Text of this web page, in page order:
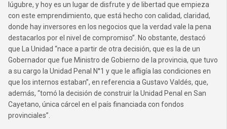
lúgubre, y hoy es un lugar de disfrute y de libertad que empieza
con este emprendimiento, que está hecho con calidad, claridad,
donde hay inversores en los negocios que la verdad vale la pena
destacarlos por el nivel de compromiso”. No obstante, destacó
que La Unidad “nace a partir de otra decisión, que es la de un
Gobernador que fue Ministro de Gobierno de la provincia, que tuvo
a su cargo la Unidad Penal N°1 y que le afligía las condiciones en
que los internos estaban”, en referencia a Gustavo Valdés, que,
además, “tomó la decisión de construir la Unidad Penal en San
Cayetano, única cárcel en el país financiada con fondos
provinciales”.